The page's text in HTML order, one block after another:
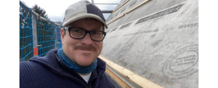
n
S
e
b
s
t